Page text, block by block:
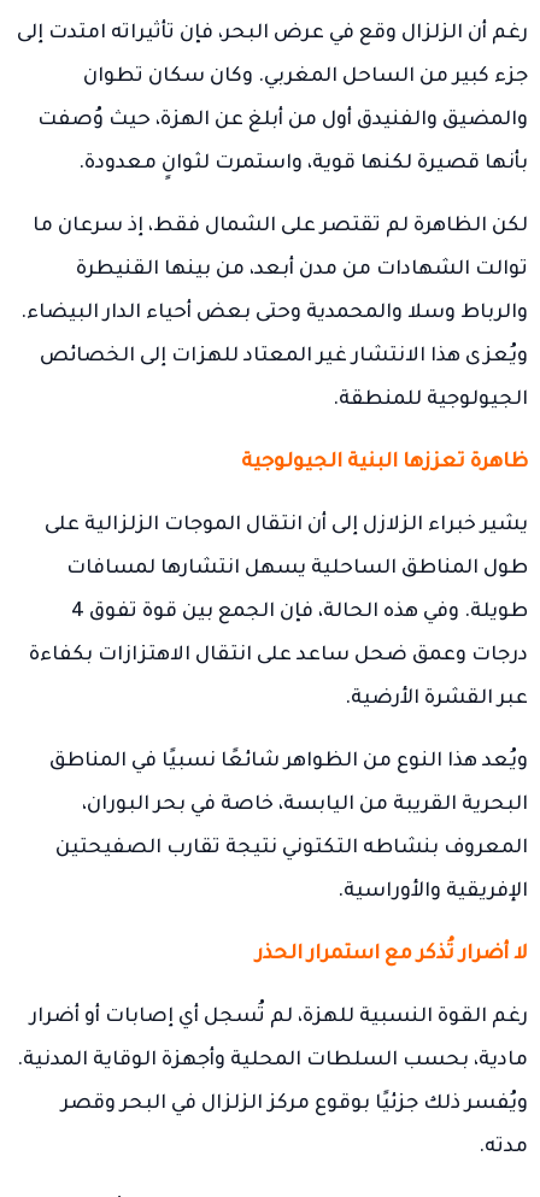
رغم أن الزلزال وقع في عرض البحر، فإن تأثيراته امتدت إلى
جزء كبير من الساحل المغربي. وكان سكان تطوان
والمضيق والفنيدق أول من أبلغ عن الهزة، حيث وُصفت
بأنها قصيرة لكنها قوية، واستمرت لثوانٍ معدودة.
لكن الظاهرة لم تقتصر على الشمال فقط، إذ سرعان ما
توالت الشهادات من مدن أبعد، من بينها القنيطرة
والرباط وسلا والمحمدية وحتى بعض أحياء الدار البيضاء.
ويُعزى هذا الانتشار غير المعتاد للهزات إلى الخصائص
الجيولوجية للمنطقة.
ظاهرة تعززها البنية الجيولوجية
يشير خبراء الزلازل إلى أن انتقال الموجات الزلزالية على
طول المناطق الساحلية يسهل انتشارها لمسافات
طويلة. وفي هذه الحالة، فإن الجمع بين قوة تفوق 4
درجات وعمق ضحل ساعد على انتقال الاهتزازات بكفاءة
عبر القشرة الأرضية.
ويُعد هذا النوع من الظواهر شائعًا نسبيًا في المناطق
البحرية القريبة من اليابسة، خاصة في بحر البوران،
المعروف بنشاطه التكتوني نتيجة تقارب الصفيحتين
الإفريقية والأوراسية.
لا أضرار تُذكر مع استمرار الحذر
رغم القوة النسبية للهزة، لم تُسجل أي إصابات أو أضرار
مادية، بحسب السلطات المحلية وأجهزة الوقاية المدنية.
ويُفسر ذلك جزئيًا بوقوع مركز الزلزال في البحر وقصر
مدته.